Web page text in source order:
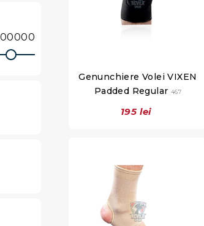
Genunchiere Volei VIXEN
Padded Regular 467
195 lei